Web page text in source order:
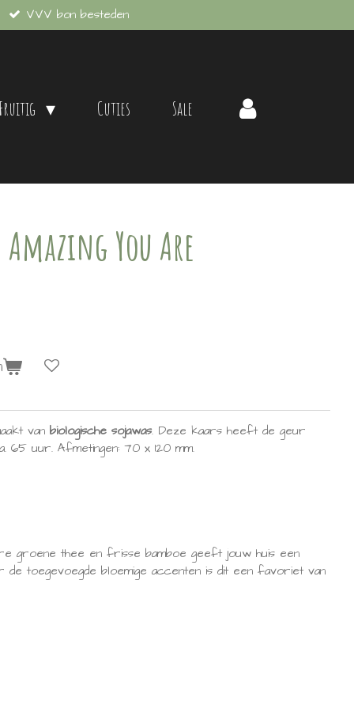
VVV bon besteden
Cuties Sale
You Are
van biologische sojawas. Deze kaars heeft de geur
65 uur. Afmetingen: 70 x 120 mm.
groene thee en frisse bamboe geeft jouw huis een
toegevoegde bloemige accenten is dit een favoriet van